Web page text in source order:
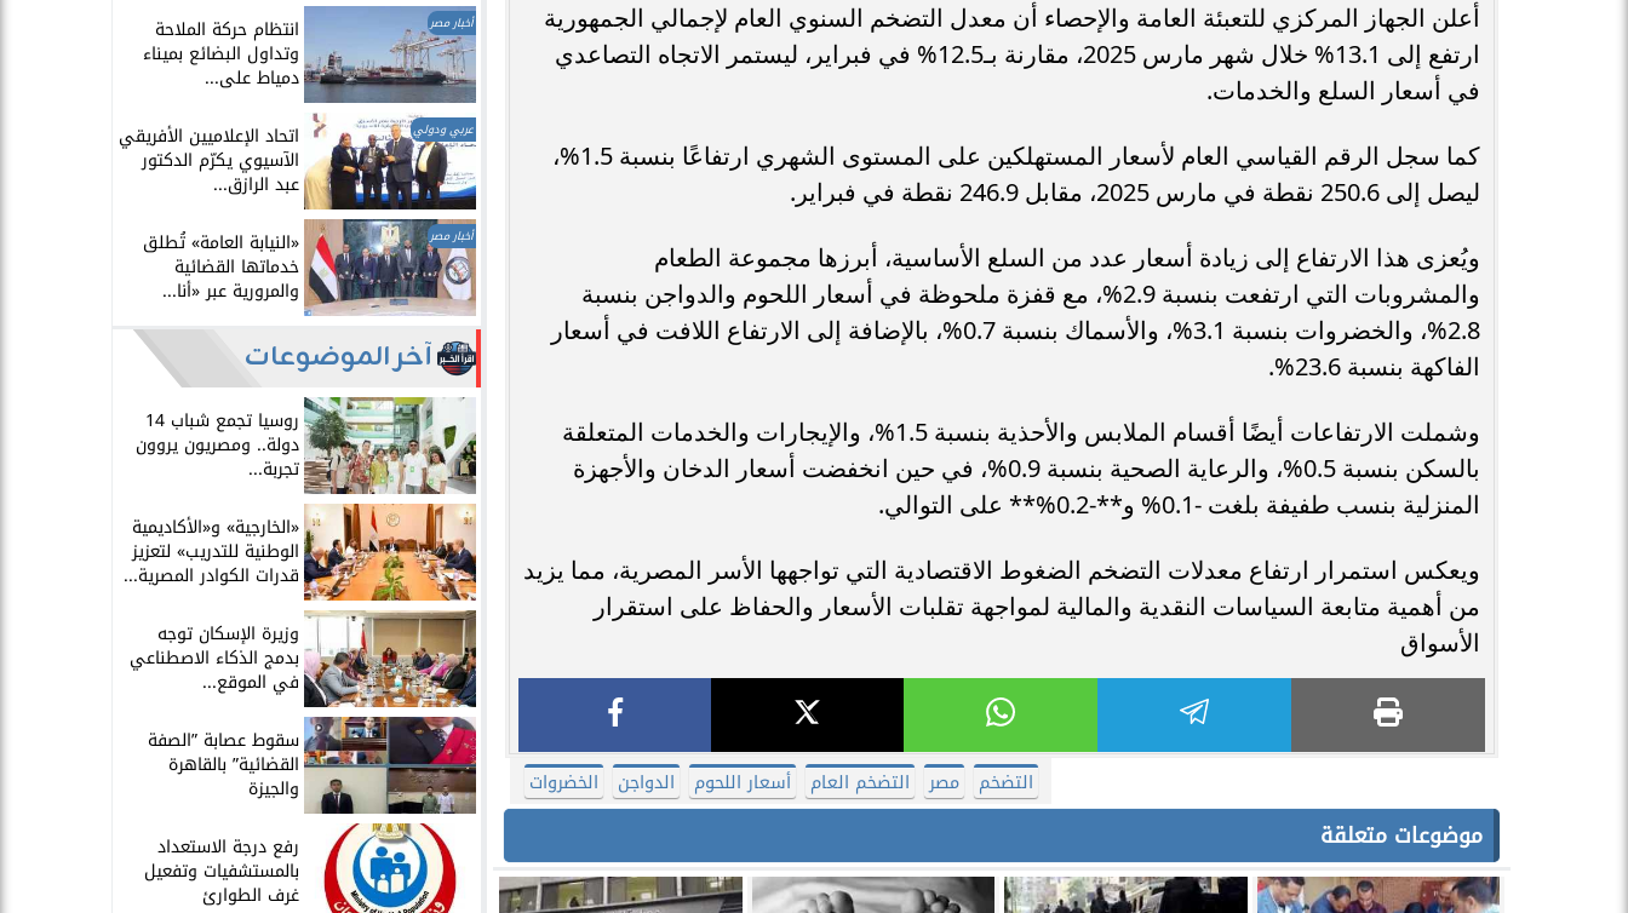
أعلن الجهاز المركزي للتعبئة العامة والإحصاء أن معدل التضخم السنوي العام لإجمالي الجمهورية
ارتفع إلى 13.1% خلال شهر مارس 2025، مقارنة بـ12.5% في فبراير، ليستمر الاتجاه التصاعدي
في أسعار السلع والخدمات.
كما سجل الرقم القياسي العام لأسعار المستهلكين على المستوى الشهري ارتفاعًا بنسبة 1.5%،
ليصل إلى 250.6 نقطة في مارس 2025، مقابل 246.9 نقطة في فبراير.
ويُعزى هذا الارتفاع إلى زيادة أسعار عدد من السلع الأساسية، أبرزها مجموعة الطعام
والمشروبات التي ارتفعت بنسبة 2.9%، مع قفزة ملحوظة في أسعار اللحوم والدواجن بنسبة
2.8%، والخضروات بنسبة 3.1%، والأسماك بنسبة 0.7%، بالإضافة إلى الارتفاع اللافت في أسعار
الفاكهة بنسبة 23.6%.
وشملت الارتفاعات أيضًا أقسام الملابس والأحذية بنسبة 1.5%، والإيجارات والخدمات المتعلقة
بالسكن بنسبة 0.5%، والرعاية الصحية بنسبة 0.9%، في حين انخفضت أسعار الدخان والأجهزة
المنزلية بنسب طفيفة بلغت -0.1% و**-0.2%** على التوالي.
ويعكس استمرار ارتفاع معدلات التضخم الضغوط الاقتصادية التي تواجهها الأسر المصرية، مما يزيد
من أهمية متابعة السياسات النقدية والمالية لمواجهة تقلبات الأسعار والحفاظ على استقرار
الأسواق
التضخم مصر التضخم العام أسعار اللحوم الدواجن الخضروات
موضوعات متعلقة
أخبار مصر انتظام حركة الملاحة
وتداول البضائع بميناء
دمياط على...
عربي ودولي اتحاد الإعلاميين الأفريقي
الآسيوي يكرّم الدكتور
عبد الرازق...
أخبار مصر ​«النيابة العامة» تُطلق
خدماتها القضائية
والمرورية عبر «أنا...
آخر الموضوعات
روسيا تجمع شباب 14
دولة.. ومصريون يروون
تجربة...
​«الخارجية» و«الأكاديمية
الوطنية للتدريب» لتعزيز
قدرات الكوادر المصرية...
​وزيرة الإسكان توجه
بدمج الذكاء الاصطناعي
في الموقع...
سقوط عصابة ”الصفة
القضائية” بالقاهرة
والجيزة
​رفع درجة الاستعداد
بالمستشفيات وتفعيل
غرف الطوارئ